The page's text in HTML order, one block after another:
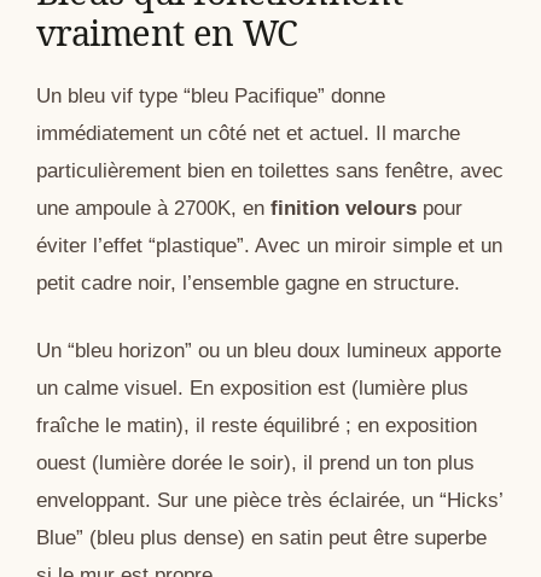
vraiment en WC
Un bleu vif type “bleu Pacifique” donne
immédiatement un côté net et actuel. Il marche
particulièrement bien en toilettes sans fenêtre, avec
une ampoule à 2700K, en finition velours pour
éviter l’effet “plastique”. Avec un miroir simple et un
petit cadre noir, l’ensemble gagne en structure.
Un “bleu horizon” ou un bleu doux lumineux apporte
un calme visuel. En exposition est (lumière plus
fraîche le matin), il reste équilibré ; en exposition
ouest (lumière dorée le soir), il prend un ton plus
enveloppant. Sur une pièce très éclairée, un “Hicks’
Blue” (bleu plus dense) en satin peut être superbe